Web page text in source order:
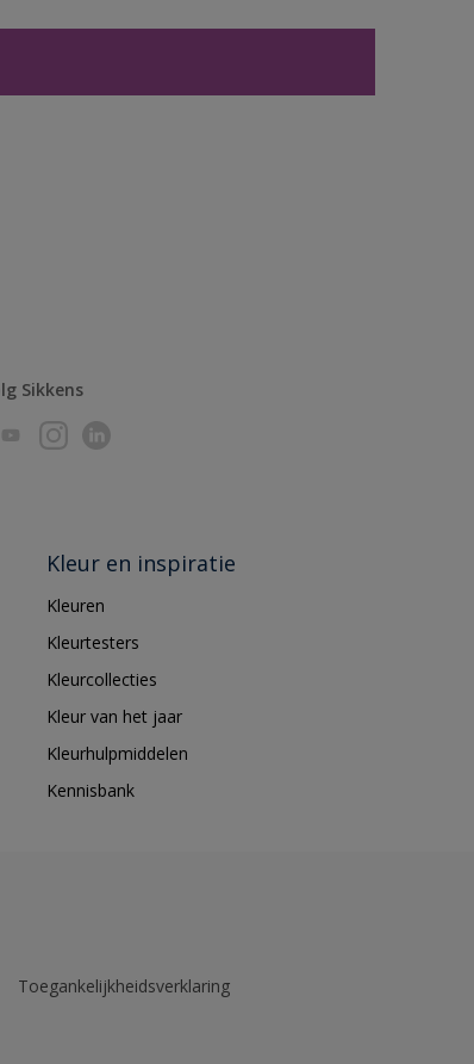
Sikkens
Kleur en inspiratie
Kleuren
Kleurtesters
Kleurcollecties
Kleur van het jaar
Kleurhulpmiddelen
Kennisbank
Toegankelijkheidsverklaring